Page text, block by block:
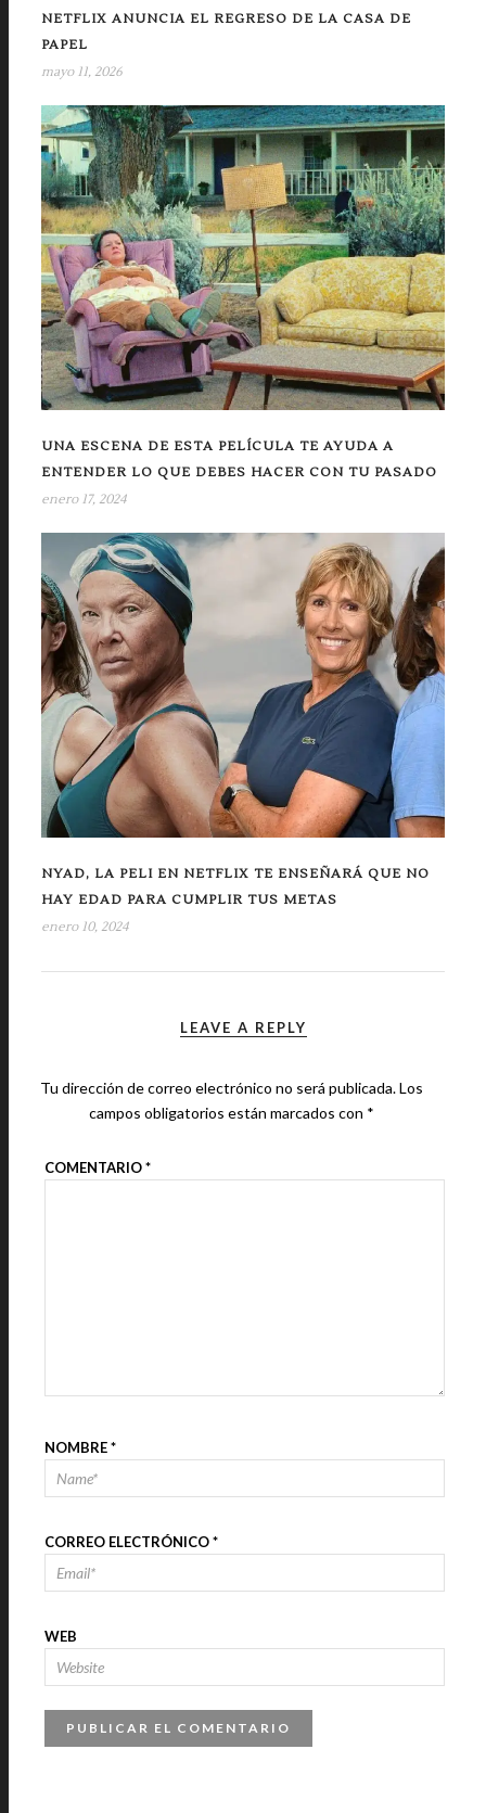
NETFLIX ANUNCIA EL REGRESO DE LA CASA DE
PAPEL
mayo 11, 2026
UNA ESCENA DE ESTA PELÍCULA TE AYUDA A
ENTENDER LO QUE DEBES HACER CON TU PASADO
enero 17, 2024
NYAD, LA PELI EN NETFLIX TE ENSEÑARÁ QUE NO
HAY EDAD PARA CUMPLIR TUS METAS
enero 10, 2024
LEAVE A REPLY
Tu dirección de correo electrónico no será publicada.Los
campos obligatorios están marcados con *
COMENTARIO*
NOMBRE*
CORREO ELECTRÓNICO*
WEB